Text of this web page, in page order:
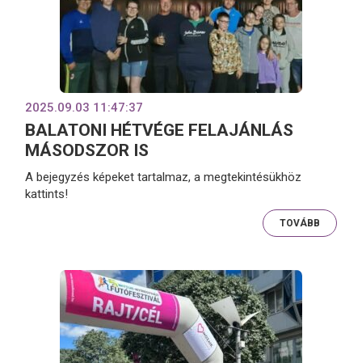
2025.09.03 11:47:37
BALATONI HÉTVÉGE FELAJÁNLÁS
MÁSODSZOR IS
A bejegyzés képeket tartalmaz, a megtekintésükhöz
kattints!
TOVÁBB